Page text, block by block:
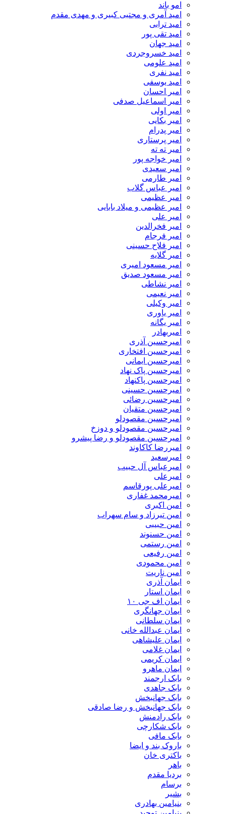
امو باند
امید آمری و مجتبی کبیری و مهدى مقدم
امید ترابی
امید تقی پور
امید جهان
امید خسروجردی
امید علومی
امید نفری
امید یوسفی
امیر احسان
امیر اسماعیل صدفی
امیر اولی
امیر بکایی
امیر پدرام
امیر پرستاری
امیر ته ته
امیر خواجه پور
امیر سعیدی
امیر طارمی
امیر عباس گلاب
امیر عظیمی
امیر عظیمی و میلاد بابایی
امیر علی
امیر فخرالدین
امیر فرجام
امیر فلاح حسینی
امیر گلایه
امیر مسعود امیری
امیر مسعود صدیق
امیر نشاطی
امیر نعیمی
امیر وکیلی
امیر یاوری
امیر یگانه
امیربهادر
امیرحسین آذری
امیرحسین افتخاری
امیرحسین ایمانی
امیرحسین پاک نهاد
امیرحسین پاکنهاد
امیرحسین حسینی
امیرحسین رضائی
امیرحسین متقیان
امیرحسین مقصودلو
امیرحسین مقصودلو و دوزخ
امیرحسین مقصودلو و رضا پیشرو
امیررضا کاکاوند
امیرسعید
امیرعباس آل حبیب
امیرعلی
امیرعلی پورقاسم
امیرمحمد غفاری
امین اکبری
امین تیرزاد و سام سهراب
امین حبیبی
امین حسنوند
امین رستمی
امین رفیعی
امین محمودی
امین ناریت
ایمان آذری
ایمان استار
ایمان اف جی ۱۰
ایمان جهانگری
ایمان سلطانی
ایمان عبدالله خانی
ایمان علیشاهی
ایمان غلامی
ایمان کریمی
ایمان ماهرو
بابک ارجمند
بابک جاهدی
بابک جهانبخش
بابک جهانبخش و رضا صادقی
بابک رادمنش
بابک شکارچی
بابک مافی
باروک بند و ایضا
باکتری خان
بردیا مقدم
بنیامین بهادری